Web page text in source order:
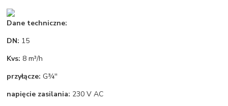
Dane techniczne:
DN: 15
Kvs: 8 m³/h
przyłącze: G¾''
napięcie zasilania: 230 V AC